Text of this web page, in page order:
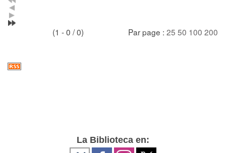
(1 - 0 / 0) Par page : 25 50 100 200
La Biblioteca en: